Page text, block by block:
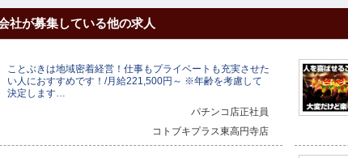
社が募集している他の求人
ことぶきは地域密着経営！仕事もプライベートも充実させた
い人におすすめです！/月給221,500円～ ※年齢を考慮して
決定します…
パチンコ店正社員
コトブキプラス東高円寺店